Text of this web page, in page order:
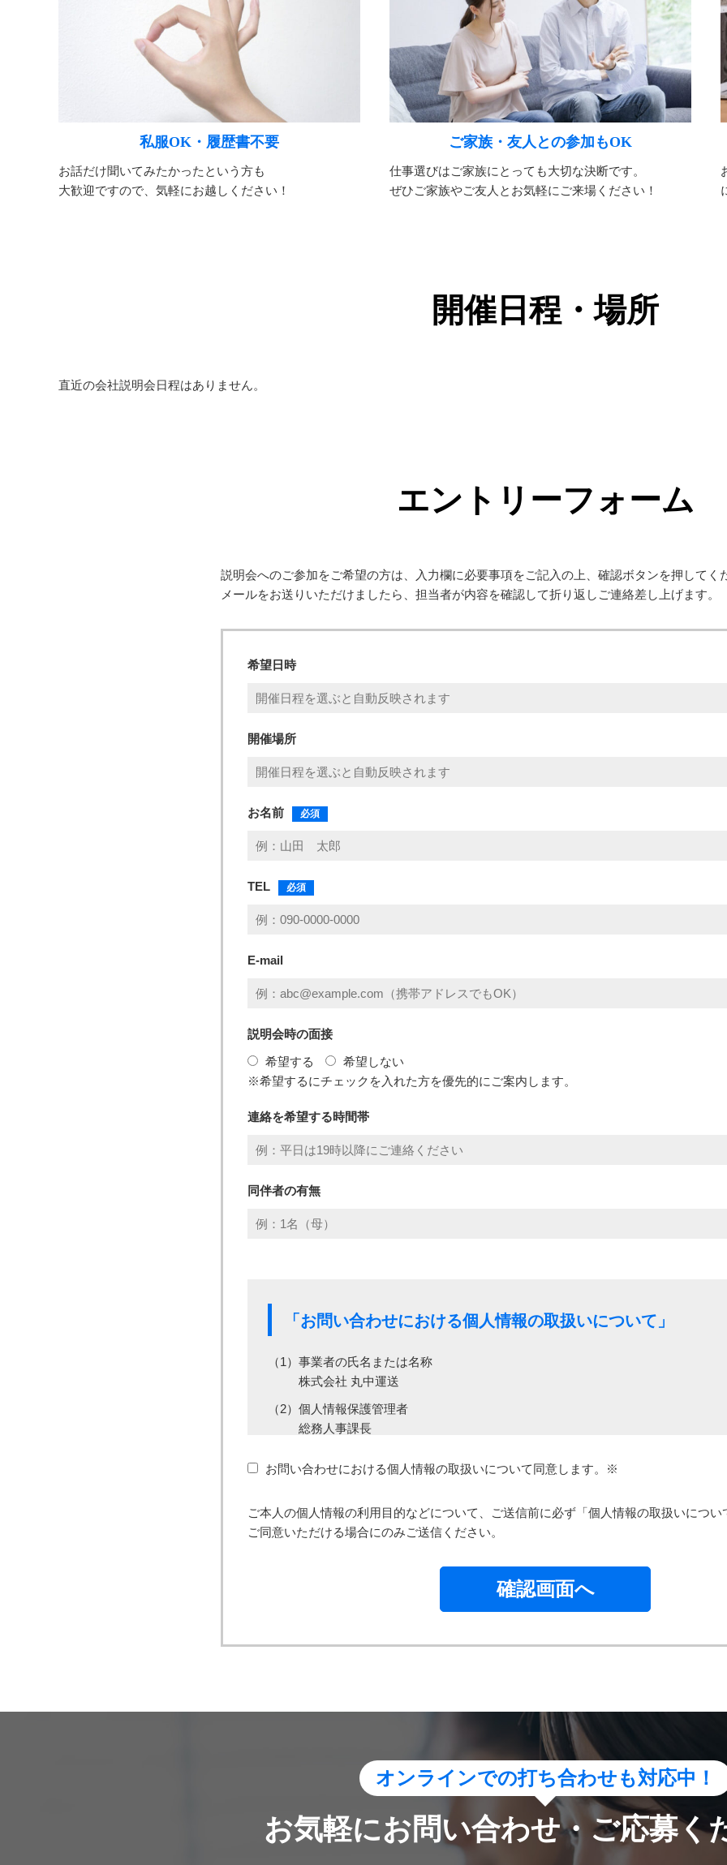
私服OK・履歴書不要
お話だけ聞いてみたかったという方も
大歓迎ですので、気軽にお越しください！
ご家族・友人との参加もOK
仕事選びはご家族にとっても大切な決断です。
ぜひご家族やご友人とお気軽にご来場ください！
開催日程・場所
直近の会社説明会日程はありません。
エントリーフォーム
説明会へのご参加をご希望の方は、入力欄に必要事項をご記入の上、確認ボタンを押してく
メールをお送りいただけましたら、担当者が内容を確認して折り返しご連絡差し上げます。
希望日時
開催場所
お名前 必須
TEL 必須
E-mail
説明会時の面接
希望する
希望しない
※希望するにチェックを入れた方を優先的にご案内します。
連絡を希望する時間帯
同伴者の有無
「お問い合わせにおける個人情報の取扱いについて」
（1）事業者の氏名または名称
株式会社 丸中運送
（2）個人情報保護管理者
総務人事課⻑
・当社事業に関してお問い合わせいただいた内容に回答するため
（4）個人情報の第三者提供について
取得した個人情報は法令等による場合を除いて第三者に提供することはあり
（5）個人情報の取扱いの委託について
取得した個人情報の取扱いの全部又は、一部を委託することはありません。
（6）開示対象個人情報の開示等および問い合わせ窓口について
（7）本人が容易に認識できない方法による個人情報の取得
クッキーやウェブビーコン等を用いるなどして、本人が容易に認識できない
の取得は行っておりません。
（8）個人情報の安全管理措置について
取得した個人情報については、漏洩、減失またはき損の防止と是正、その他
のために必要かつ適切な措置を講じます。 お問合せへの回答後、取得した個
おいて削除致します。
お問い合わせにおける個人情報の取扱いについて同意します。※
ご本人の個人情報の利用目的などについて、ご送信前に必ず「個人情報の取扱いにつ
ご同意いただける場合にのみご送信ください。
オンラインでの打ち合わせも対応中！
お気軽にお問い合わせ・ご応募く